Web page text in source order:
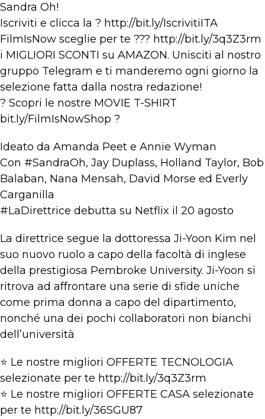
Sandra Oh!
Iscriviti e clicca la ? http://bit.ly/IscrivitiITA​
FilmIsNow sceglie per te ??? http://bit.ly/3q3Z3rm​​
i MIGLIORI SCONTI su AMAZON. Unisciti al nostro
gruppo Telegram e ti manderemo ogni giorno la
selezione fatta dalla nostra redazione!
? Scopri le nostre MOVIE T-SHIRT
bit.ly/FilmIsNowShop​ ?
Ideato da Amanda Peet e Annie Wyman
Con #SandraOh, Jay Duplass, Holland Taylor, Bob
Balaban, Nana Mensah, David Morse ed Everly
Carganilla
#LaDirettrice debutta su Netflix il 20 agosto
La direttrice segue la dottoressa Ji-Yoon Kim nel
suo nuovo ruolo a capo della facoltà di inglese
della prestigiosa Pembroke University. Ji-Yoon si
ritrova ad affrontare una serie di sfide uniche
come prima donna a capo del dipartimento,
nonché una dei pochi collaboratori non bianchi
dell’università
⭐ Le nostre migliori OFFERTE TECNOLOGIA
selezionate per te http://bit.ly/3q3Z3rm
⭐ Le nostre migliori OFFERTE CASA selezionate
per te http://bit.ly/36SGU87